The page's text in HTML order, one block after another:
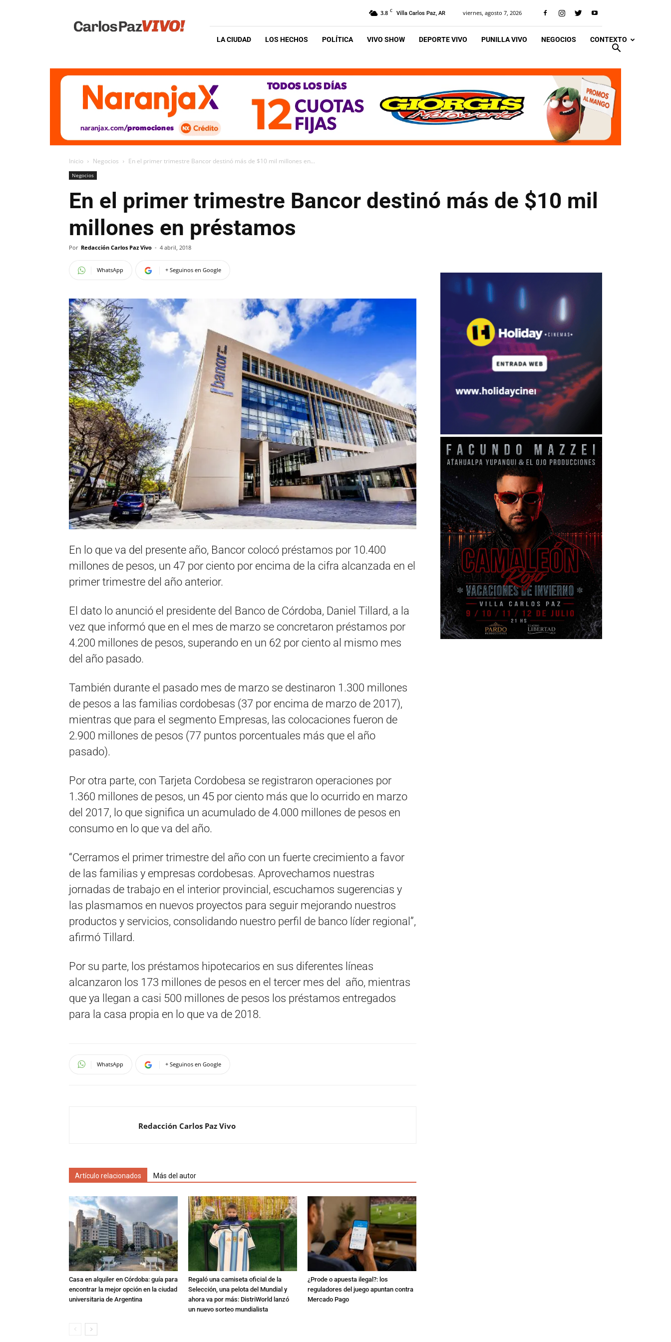
Vivo
3.8 C Villa Carlos Paz, AR viernes, agosto 7, 2026
LA CIUDAD LOS HECHOS POLÍTICA VIVO SHOW DEPORTE VIVO PUNILLA VIVO NEGOCIOS CONTEXTO
Inicio Negocios En el primer trimestre Bancor destinó más de $10 mil millones en...
Negocios
En el primer trimestre Bancor destinó más de $10 mil
millones en préstamos
Por Redacción Carlos Paz Vivo - 4 abril, 2018
WhatsApp + Seguinos en Google
En lo que va del presente año, Bancor colocó préstamos por 10.400
millones de pesos, un 47 por ciento por encima de la cifra alcanzada en el
primer trimestre del año anterior.
El dato lo anunció el presidente del Banco de Córdoba, Daniel Tillard, a la
vez que informó que en el mes de marzo se concretaron préstamos por
4.200 millones de pesos, superando en un 62 por ciento al mismo mes
del año pasado.
También durante el pasado mes de marzo se destinaron 1.300 millones
de pesos a las familias cordobesas (37 por encima de marzo de 2017),
mientras que para el segmento Empresas, las colocaciones fueron de
2.900 millones de pesos (77 puntos porcentuales más que el año
pasado).
Por otra parte, con Tarjeta Cordobesa se registraron operaciones por
1.360 millones de pesos, un 45 por ciento más que lo ocurrido en marzo
del 2017, lo que significa un acumulado de 4.000 millones de pesos en
consumo en lo que va del año.
“Cerramos el primer trimestre del año con un fuerte crecimiento a favor
de las familias y empresas cordobesas. Aprovechamos nuestras
jornadas de trabajo en el interior provincial, escuchamos sugerencias y
las plasmamos en nuevos proyectos para seguir mejorando nuestros
productos y servicios, consolidando nuestro perfil de banco líder regional”,
afirmó Tillard.
Por su parte, los préstamos hipotecarios en sus diferentes líneas
alcanzaron los 173 millones de pesos en el tercer mes del año, mientras
que ya llegan a casi 500 millones de pesos los préstamos entregados
para la casa propia en lo que va de 2018.
WhatsApp + Seguinos en Google
Redacción Carlos Paz Vivo
Artículo relacionados Más del autor
Casa en alquiler en Córdoba: guía para
encontrar la mejor opción en la ciudad
universitaria de Argentina
Regaló una camiseta oficial de la
Selección, una pelota del Mundial y
ahora va por más: DistriWorld lanzó
un nuevo sorteo mundialista
¿Prode o apuesta ilegal?: los
reguladores del juego apuntan contra
Mercado Pago